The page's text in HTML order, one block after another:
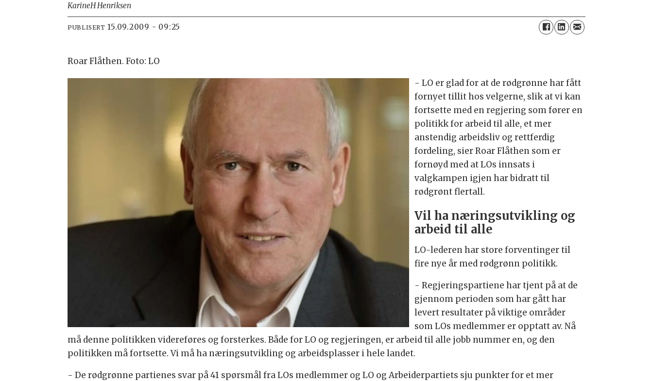
KarineH Henriksen
PUBLISERT 15.09.2009 - 09:25
Roar Flåthen. Foto: LO
- LO er glad for at de rødgrønne har fått
fornyet tillit hos velgerne, slik at vi kan
fortsette med en regjering som fører en
politikk for arbeid til alle, et mer
anstendig arbeidsliv og rettferdig
fordeling, sier Roar Flåthen som er
fornøyd med at LOs innsats i
valgkampen igjen har bidratt til
rødgrønt flertall.
Vil ha næringsutvikling og
arbeid til alle
LO-lederen har store forventinger til
fire nye år med rødgrønn politikk.
- Regjeringspartiene har tjent på at de
gjennom perioden som har gått har
levert resultater på viktige områder
som LOs medlemmer er opptatt av. Nå
må denne politikken videreføres og forsterkes. Både for LO og regjeringen, er arbeid til alle jobb nummer en, og den
politikken må fortsette. Vi må ha næringsutvikling og arbeidsplasser i hele landet.
- De rødgrønne partienes svar på 41 spørsmål fra LOs medlemmer og LO og Arbeiderpartiets sju punkter for et mer